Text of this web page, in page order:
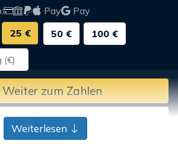
Pay
Pay
25 € 50 € 100 €
Weiter zum Zahlen
Bank-Überweisung
Weiterlesen